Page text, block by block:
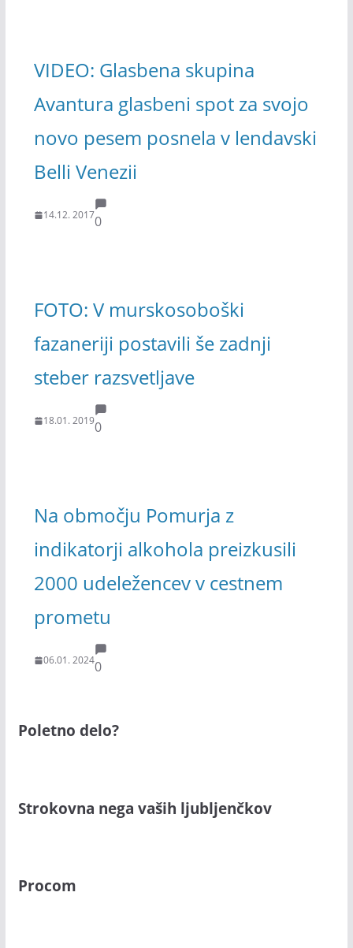
VIDEO: Glasbena skupina
Avantura glasbeni spot za svojo
novo pesem posnela v lendavski
Belli Venezii
14.12. 20170
FOTO: V murskosoboški
fazaneriji postavili še zadnji
steber razsvetljave
18.01. 20190
Na območju Pomurja z
indikatorji alkohola preizkusili
2000 udeležencev v cestnem
prometu
06.01. 20240
Poletno delo?
Strokovna nega vaših ljubljenčkov
Procom